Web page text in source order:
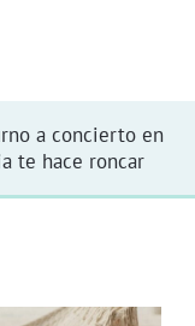
a concierto en
te hace roncar